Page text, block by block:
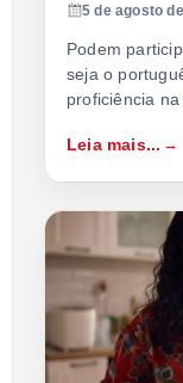
5 de agosto
Podem
seja o
proficiência
Leia mais...